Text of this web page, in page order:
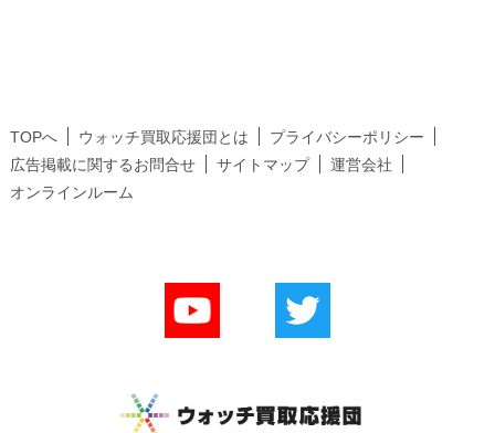
TOPへ ウォッチ買取応援団とは
プライバシーポリシー
広告掲載に関するお問合せ
サイトマップ
運営会社
オンラインルーム